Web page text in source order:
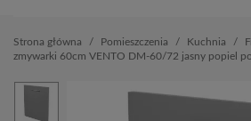
Strona główna Pomieszczenia Kuchnia
zmywarki 60cm VENTO DM-60/72 jasny popiel